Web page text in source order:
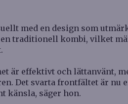
med en design som
traditionell kombi, vilket
är effektivt och lättanvänt,
Det svarta frontfältet är nu
känsla, säger hon.